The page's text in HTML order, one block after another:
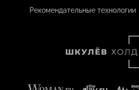
Рекомендательные технологии